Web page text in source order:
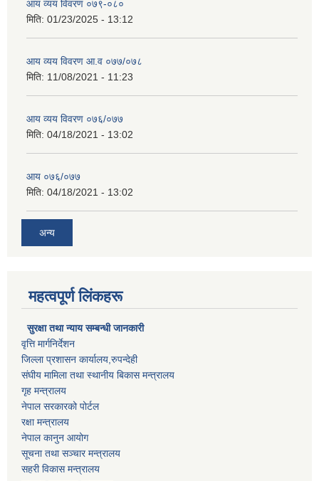
आय व्यय विवरण ०७९-०८०
मिति: 01/23/2025 - 13:12
आय व्यय विवरण आ.व ०७७/०७८
मिति: 11/08/2021 - 11:23
आय व्यय विवरण ०७६/०७७
मिति: 04/18/2021 - 13:02
आय ०७६/०७७
मिति: 04/18/2021 - 13:02
अन्य
महत्वपूर्ण लिंकहरू
सुरक्षा तथा न्याय सम्बन्धी जानकारी
वृत्ति मार्गनिर्देशन
जिल्ला प्रशासन कार्यालय,रुपन्देही
संघीय मामिला तथा स्थानीय बिकास मन्त्रालय
गृह मन्त्रालय
नेपाल सरकारको पोर्टल
रक्षा मन्त्रालय
नेपाल कानुन आयोग
सूचना तथा सञ्चार मन्त्रालय
सहरी विकास मन्त्रालय